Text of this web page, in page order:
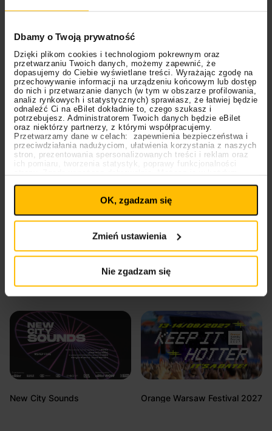
Dbamy o Twoją prywatność
Dzięki plikom cookies i technologiom pokrewnym oraz
przetwarzaniu Twoich danych, możemy zapewnić, że
dopasujemy do Ciebie wyświetlane treści. Wyrażając zgodę na
przechowywanie informacji na urządzeniu końcowym lub dostęp
do nich i przetwarzanie danych (w tym w obszarze profilowania,
analiz rynkowych i statystycznych) sprawiasz, że łatwiej będzie
odnaleźć Ci na eBilet dokładnie to, czego szukasz i
potrzebujesz. Administratorem Twoich danych będzie eBilet
oraz niektórzy partnerzy, z którymi współpracujemy.
Przetwarzamy dane w celach: zapewnienia bezpieczeństwa i
przeciwdziałania nadużyciom, ułatwienia korzystania z naszych
stron, prezentowania spersonalizowanych treści i reklam oraz
ich pomiaru, tworzenia statystyk, poprawy funkcjonalności
plików cookies
wpływa na legalność uprzedniego przetwarzania.
Polityka plików cookies
OK, zgadzam się
Zmień ustawienia
Nie zgadzam się
portale streamingowe.Igoprzyznał, że utwór jest
zainspirowany wszystkimi silnymi kobietami, które są
w jego rodzinie. Twierdzi, że wychował się w
środowisku, gdzie kobiety dążyły do sukcesów, być
niezależnymi, mądrymi, wykształconymi i pięknymi na
własnych zasadach.
Polecamy na eBilet.pl
New City Sounds Orange Warsaw Festival 2027